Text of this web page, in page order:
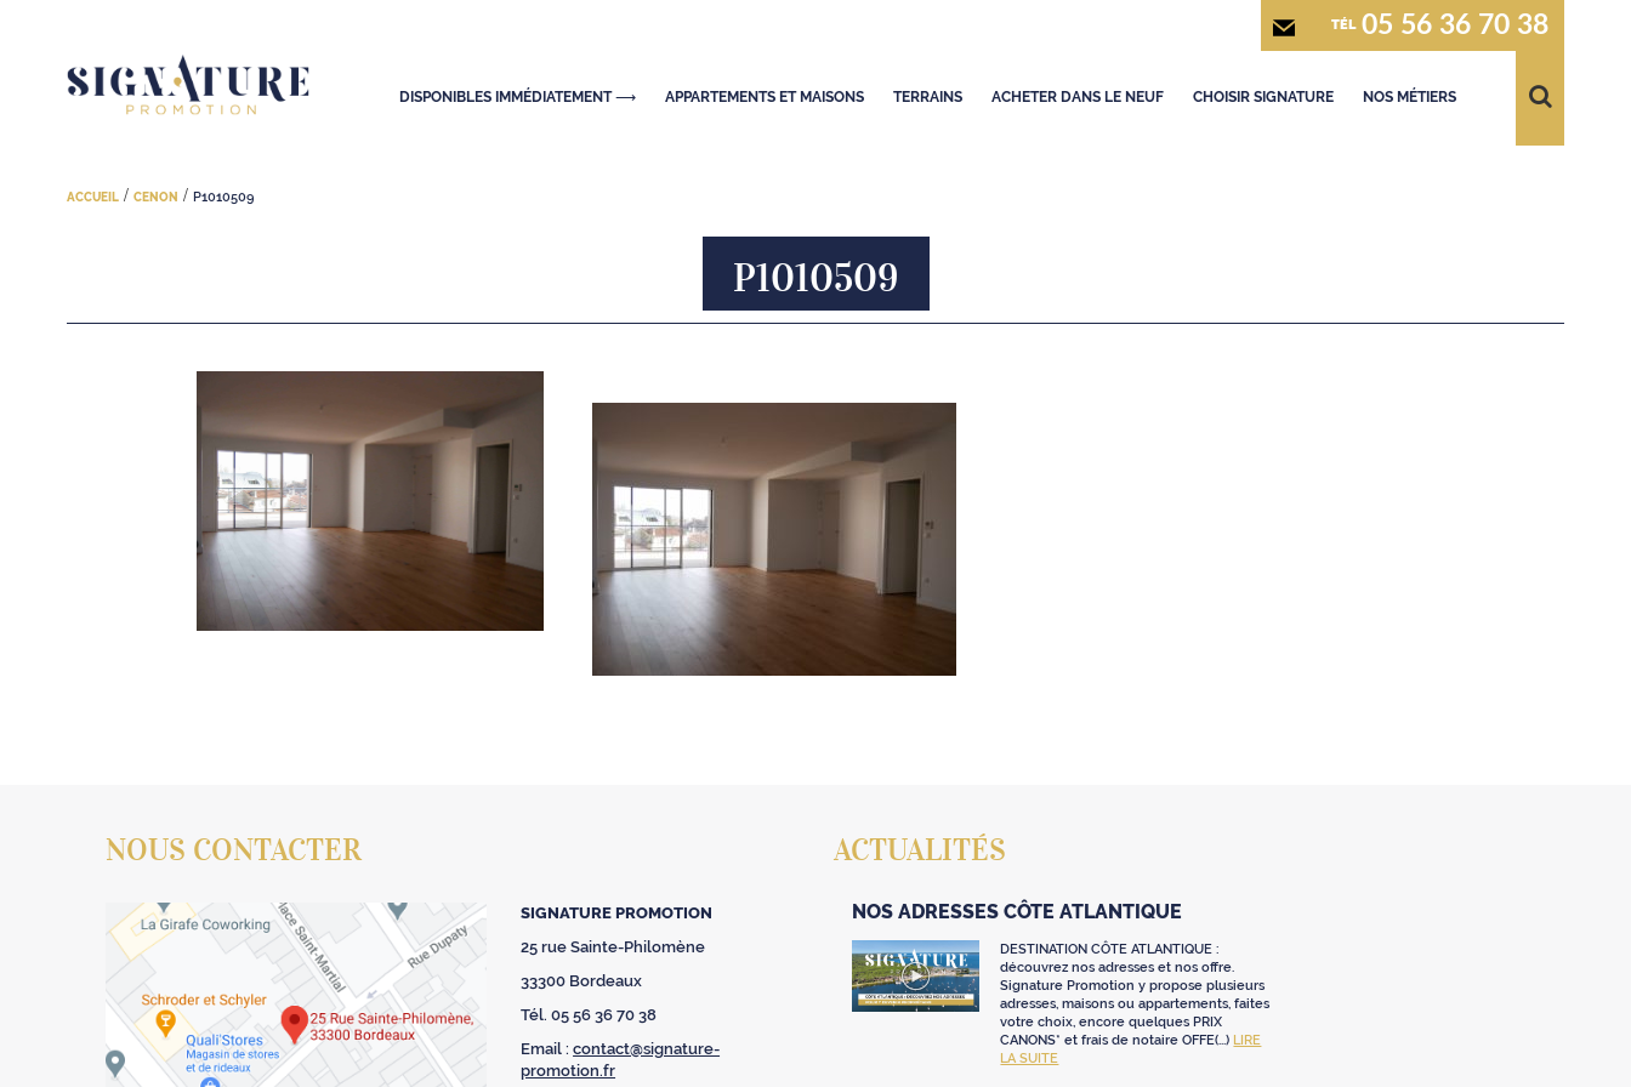
DISPONIBLES IMMÉDIATEMENT ⟶ APPARTEMENTS ET MAISONS TERRAINS ACHETER DANS LE NEUF CHOISIR SIGNATURE NOS MÉTIERS
TÉL 05 56 36 70 38
ACCUEIL / CENON / P1010509
P1010509
NOUS CONTACTER
SIGNATURE PROMOTION
25 rue Sainte-Philomène
33300 Bordeaux
Tél. 05 56 36 70 38
Email :contact@signature-
promotion.fr
ACTUALITÉS
NOS ADRESSES CÔTE ATLANTIQUE
DESTINATION CÔTE ATLANTIQUE :
découvrez nos adresses et nos offre.
Signature Promotion y propose plusieurs
adresses, maisons ou appartements, faites
votre choix, encore quelques PRIX
CANONS* et frais de notaire OFFE(...) LIRE
LA SUITE